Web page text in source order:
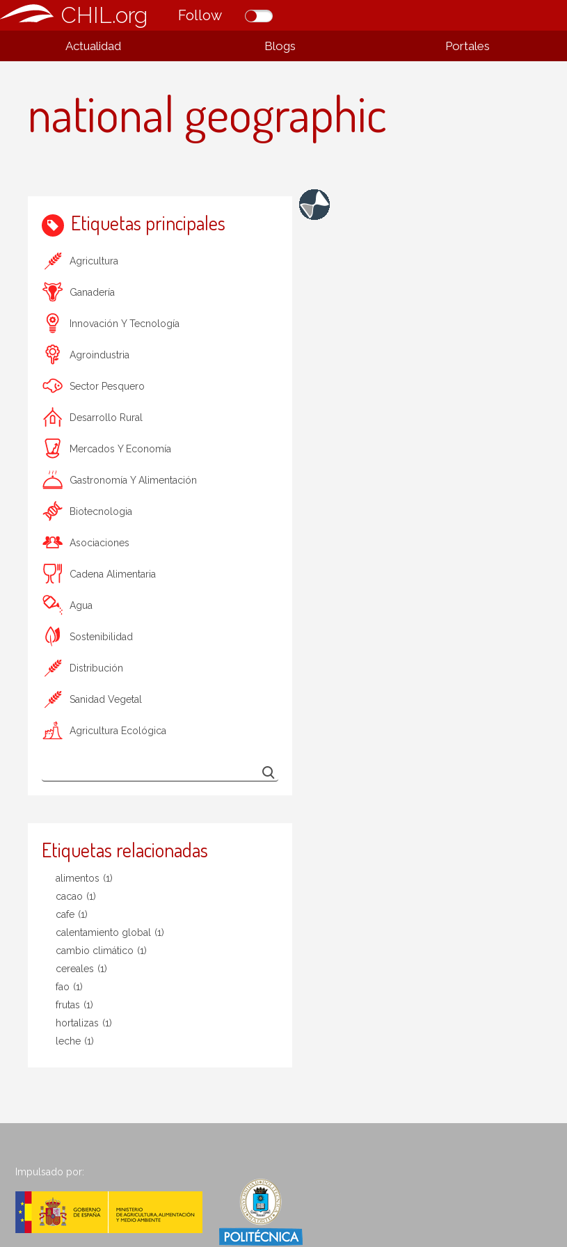
CHIL.org Follow
Actualidad Blogs Portales
national geographic
Etiquetas principales
Agricultura
Ganadería
Innovación Y Tecnología
Agroindustria
Sector Pesquero
Desarrollo Rural
Mercados Y Economía
Gastronomía Y Alimentación
Biotecnologia
Asociaciones
Cadena Alimentaria
Agua
Sostenibilidad
Distribución
Sanidad Vegetal
Agricultura Ecológica
Etiquetas relacionadas
alimentos (1)
cacao (1)
cafe (1)
calentamiento global
(1)
cambio climático (1)
cereales (1)
fao (1)
frutas (1)
hortalizas (1)
leche (1)
Impulsado por: